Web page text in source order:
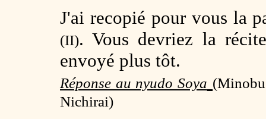
J'ai recopié pour vous la
(II). Vous devriez la
envoyé plus tôt.
Réponse au nyudo Soya
Nichirai)